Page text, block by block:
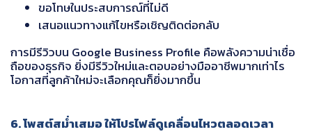
ขอโทษในประสบการณ์ที่ไม่ดี
เสนอแนวทางแก้ไขหรือเชิญติดต่อกลับ
การมีรีวิวบน Google Business Profile คือพลังความน่าเชื่อ
ถือของธุรกิจ ยิ่งมีรีวิวใหม่และตอบอย่างมืออาชีพมากเท่าไร
โอกาสที่ลูกค้าใหม่จะเลือกคุณก็ยิ่งมากขึ้น
6. โพสต์สม่ำเสมอ ให้โปรไฟล์ดูเคลื่อนไหวตลอดเวลา